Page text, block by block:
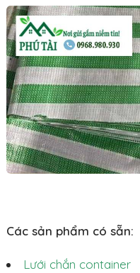
Các sản phẩm có sẵn:
Lưới chắn container